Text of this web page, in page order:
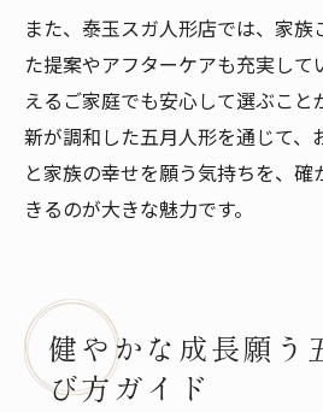
また、泰玉スガ人形店では、家族
た提案やアフターケアも充実し
えるご家庭でも安心して選ぶこと
新が調和した五月人形を通じて、
と家族の幸せを願う気持ちを、
きるのが大きな魅力です。
健やかな成長願う
び方ガイド